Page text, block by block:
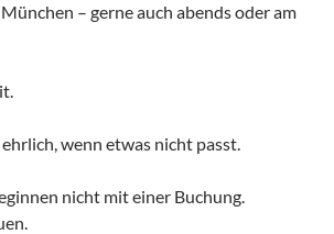
– gerne auch abends oder am
wenn etwas nicht passt.
nicht mit einer Buchung.